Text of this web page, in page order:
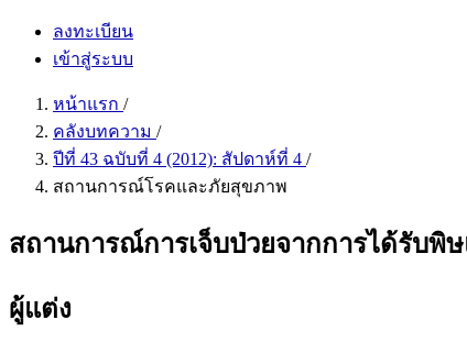
ลงทะเบียน
เข้าสู่ระบบ
หน้าแรก /
คลังบทความ /
ปีที่ 43 ฉบับที่ 4 (2012): สัปดาห์ที่ 4 /
สถานการณ์โรคและภัยสุขภาพ
สถานการณ์การเจ็บป่วยจากการได้รับพิ
ผู้แต่ง